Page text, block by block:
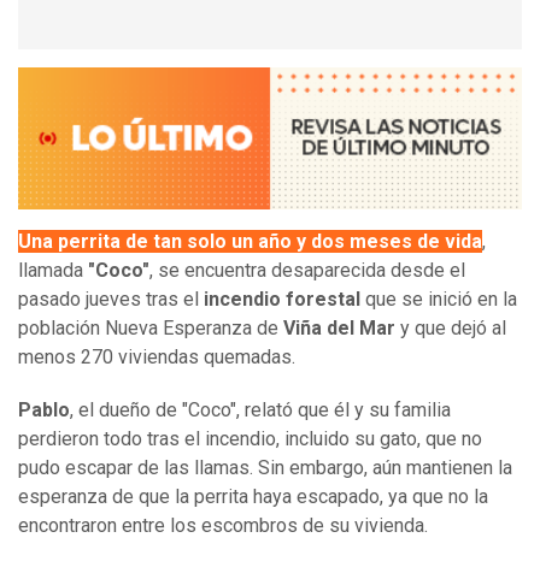
Una perrita de tan solo un año y dos meses de vida,
llamada "Coco", se encuentra desaparecida desde el
pasado jueves tras el incendio forestal que se inició en la
población Nueva Esperanza de Viña del Mar y que dejó al
menos 270 viviendas quemadas.
Pablo, el dueño de "Coco", relató que él y su familia
perdieron todo tras el incendio, incluido su gato, que no
pudo escapar de las llamas. Sin embargo, aún mantienen la
esperanza de que la perrita haya escapado, ya que no la
encontraron entre los escombros de su vivienda.